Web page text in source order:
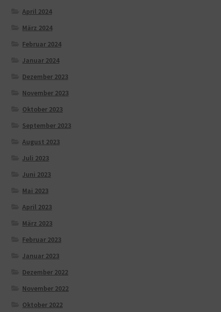
April 2024
März 2024
Februar 2024
Januar 2024
Dezember 2023
November 2023
Oktober 2023
September 2023
August 2023
Juli 2023
Juni 2023
Mai 2023
April 2023
März 2023
Februar 2023
Januar 2023
Dezember 2022
November 2022
Oktober 2022